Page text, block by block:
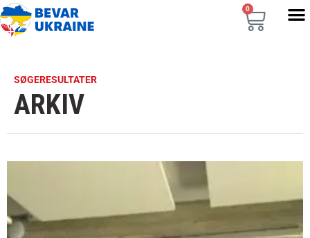
0
SØGERESULTATER
ARKIV